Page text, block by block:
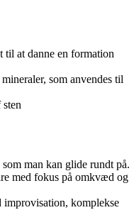
til at danne en formation
som anvendes til
man kan glide rundt på.
med fokus på omkvæd og
improvisation, komplekse